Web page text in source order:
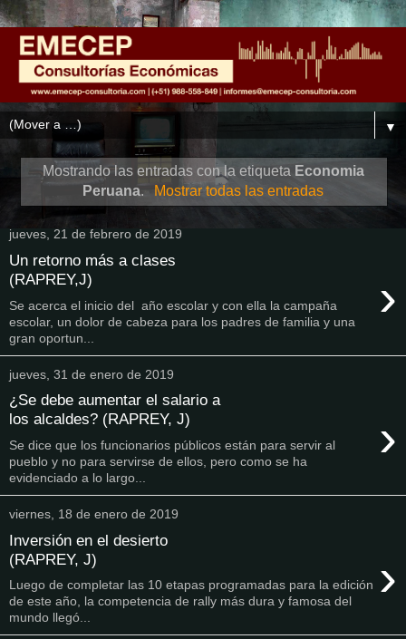
▼
Mostrando las entradas con la etiqueta Economia
Peruana. Mostrar todas las entradas
jueves, 21 de febrero de 2019
Un retorno más a clases
(RAPREY,J)
›
Se acerca el inicio del año escolar y con ella la campaña
escolar, un dolor de cabeza para los padres de familia y una
gran oportun...
jueves, 31 de enero de 2019
¿Se debe aumentar el salario a
los alcaldes? (RAPREY, J)
›
Se dice que los funcionarios públicos están para servir al
pueblo y no para servirse de ellos, pero como se ha
evidenciado a lo largo...
viernes, 18 de enero de 2019
Inversión en el desierto
(RAPREY, J)
›
Luego de completar las 10 etapas programadas para la edición
de este año, la competencia de rally más dura y famosa del
mundo llegó...